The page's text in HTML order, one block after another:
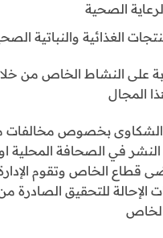
الصحية
الغذائية والنباتية
على النشاط الخاص من
المجال
والشكاوى بخصوص
في الصحافة المحلية
الخاص وتقوم الإدارة
الإحالة للتحقيق
الخاص